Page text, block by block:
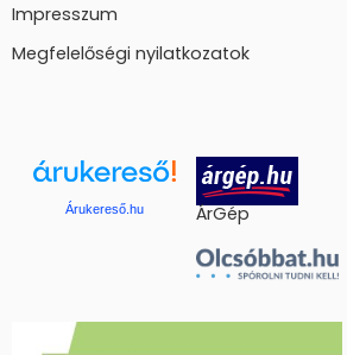
Impresszum
Megfelelőségi nyilatkozatok
Árukereső.hu ÁrGép